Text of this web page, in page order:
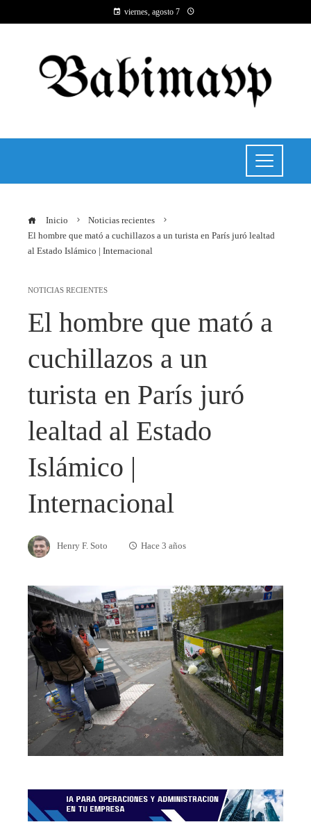
viernes, agosto 7
Inicio
Noticias recientes
El hombre que mató a cuchillazos a un turista en París juró lealtad
al Estado Islámico | Internacional
NOTICIAS RECIENTES
El hombre que mató a
cuchillazos a un
turista en París juró
lealtad al Estado
Islámico |
Internacional
Henry F. Soto Hace 3 años